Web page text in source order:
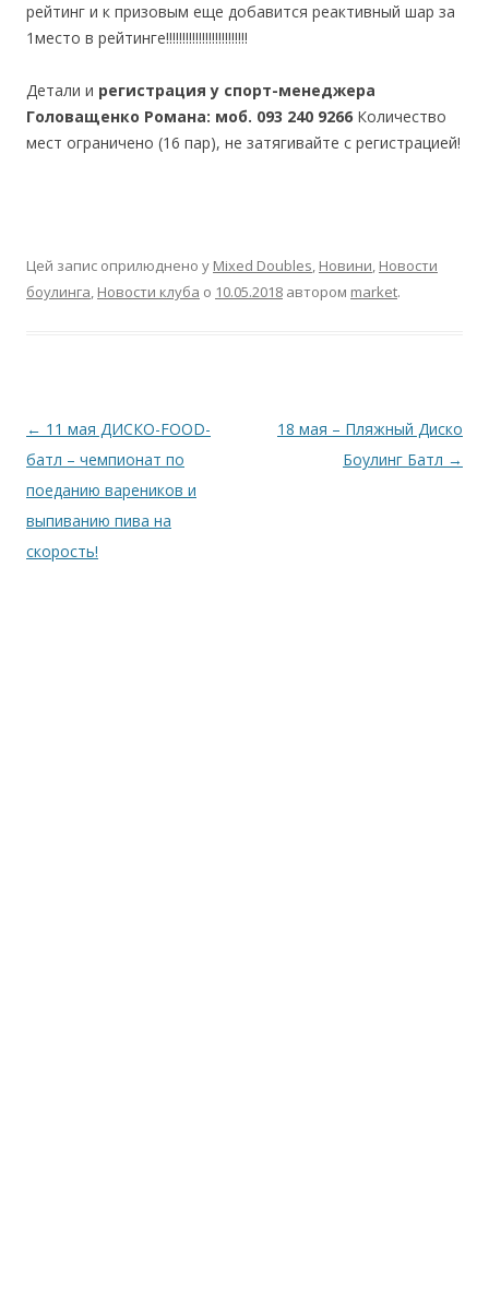
рейтинг и к призовым еще добавится реактивный шар за
1место в рейтинге!!!!!!!!!!!!!!!!!!!!!!!!!
Детали и регистрация у спорт-менеджера
Головащенко Романа: моб. 093 240 9266 Количество
мест ограничено (16 пар), не затягивайте с регистрацией!
Цей запис оприлюднено у Mixed Doubles, Новини, Новости
боулинга, Новости клуба о 10.05.2018 автором market.
Навігація по запису
← 11 мая ДИСКО-FOOD-
батл – чемпионат по
поеданию вареников и
выпиванию пива на
скорость!
18 мая – Пляжный Диско
Боулинг Батл →